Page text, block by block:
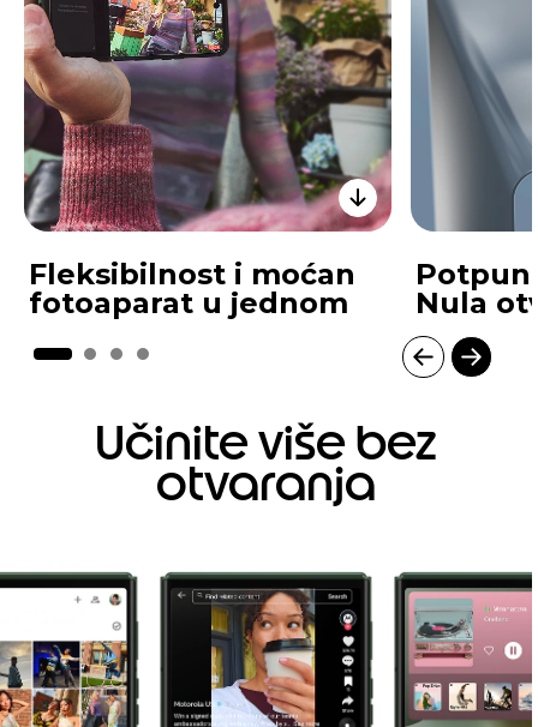
Fleksibilnost i moćan
fotoaparat u jednom
Nula
Učinite više bez
otvaranja